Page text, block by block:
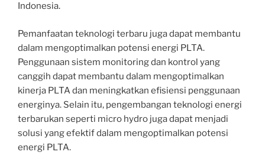
Indonesia.
Pemanfaatan teknologi terbaru juga dapat membantu
dalam mengoptimalkan potensi energi PLTA.
Penggunaan sistem monitoring dan kontrol yang
canggih dapat membantu dalam mengoptimalkan
kinerja PLTA dan meningkatkan efisiensi penggunaan
energinya. Selain itu, pengembangan teknologi energi
terbarukan seperti micro hydro juga dapat menjadi
solusi yang efektif dalam mengoptimalkan potensi
energi PLTA.